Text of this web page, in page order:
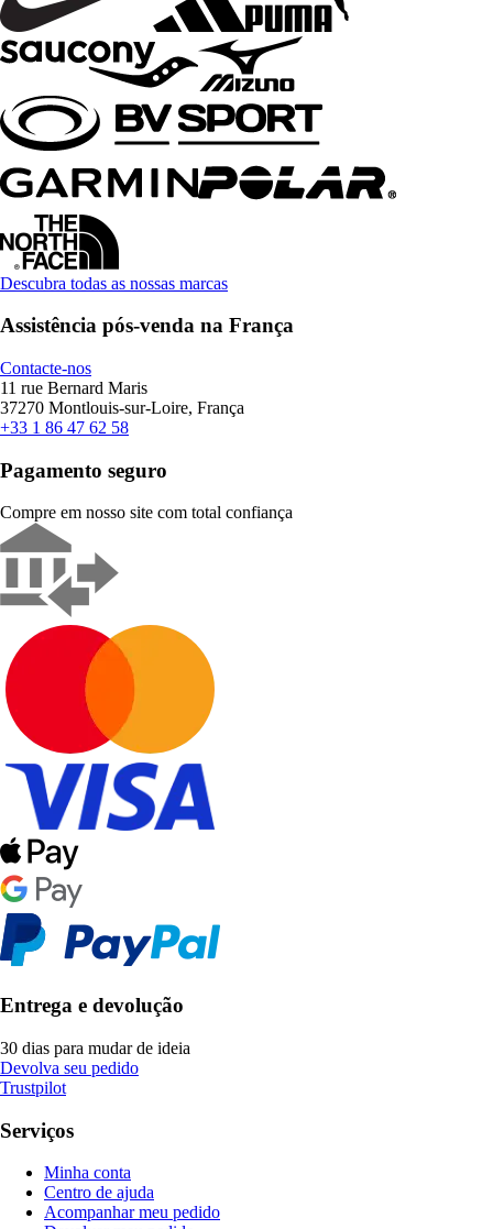
Descubra todas as nossas marcas
Assistência pós-venda na França
Contacte-nos
11 rue Bernard Maris
37270 Montlouis-sur-Loire, França
+33 1 86 47 62 58
Pagamento seguro
Compre em nosso site com total confiança
Entrega e devolução
30 dias para mudar de ideia
Devolva seu pedido
Trustpilot
Serviços
Minha conta
Centro de ajuda
Acompanhar meu pedido